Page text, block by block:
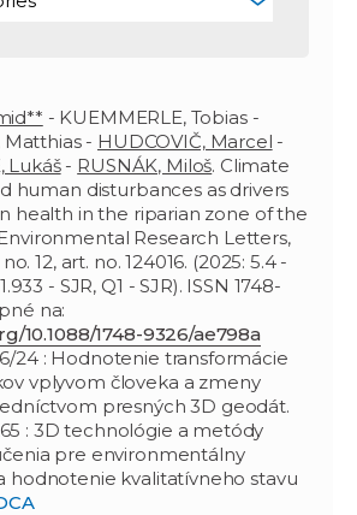
- KUEMMERLE, Tobias -
- HUDCOVIČ, Marcel -
Lukáš- RUSNÁK, Miloš. Climate
human disturbances as drivers
health in the riparian zone of the
Research Letters,
12, art. no. 124016. (2025: 5.4 -
- SJR, Q1 - SJR). ISSN 1748-
na:
10.1088/1748-9326/ae798a
24 : Hodnotenie transformácie
vplyvom človeka a zmeny
presných 3D geodát.
: 3D technológie a metódy
pre environmentálny
hodnotenie kvalitatívneho stavu